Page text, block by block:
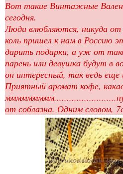
Вот такие Винтажные
сегодня.
Люди влюбляются, никуда от
коль пришел к нам в Россию
дарить подарки, а уж от
парень или девушка будут в
он интересный, так ведь
Приятный аромат кофе,
от соблазна. Одним словом,